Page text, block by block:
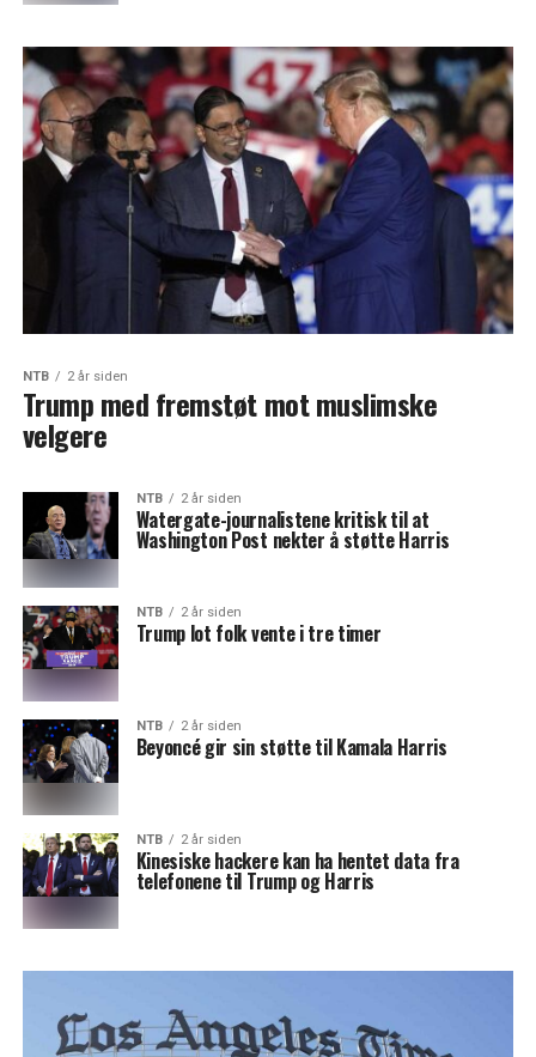
NTB 2 år siden
Trump med fremstøt mot muslimske
velgere
NTB 2 år siden
Watergate-journalistene kritisk til at
Washington Post nekter å støtte Harris
NTB 2 år siden
Trump lot folk vente i tre timer
NTB 2 år siden
Beyoncé gir sin støtte til Kamala Harris
NTB 2 år siden
Kinesiske hackere kan ha hentet data fra
telefonene til Trump og Harris